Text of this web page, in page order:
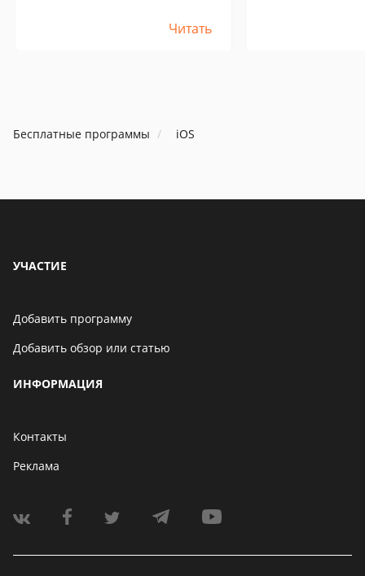
Читать
Бесплатные программы iOS
УЧАСТИЕ
Добавить программу
Добавить обзор или статью
ИНФОРМАЦИЯ
Контакты
Реклама